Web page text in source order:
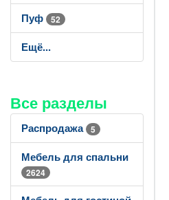
Пуф 52
Ещё...
Все разделы
Распродажа 5
Мебель для спальни
2624